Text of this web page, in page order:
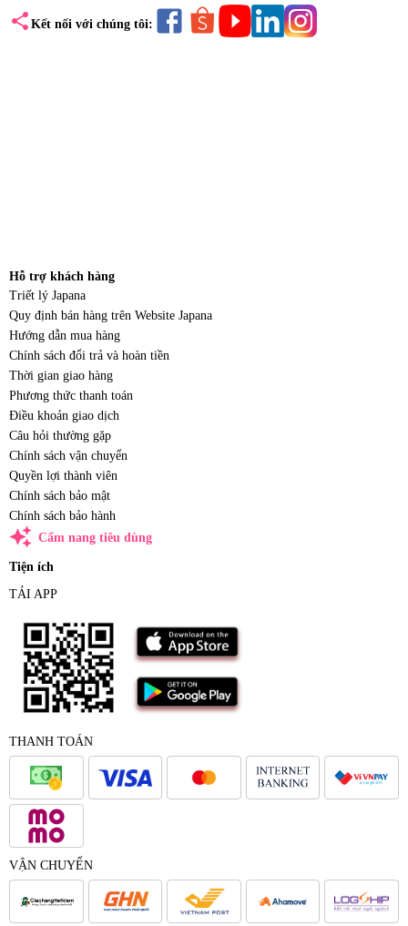
share Kết nối với chúng tôi:
Hỗ trợ khách hàng
Triết lý Japana
Quy định bán hàng trên Website Japana
Hướng dẫn mua hàng
Chính sách đổi trả và hoàn tiền
Thời gian giao hàng
Phương thức thanh toán
Điều khoản giao dịch
Câu hỏi thường gặp
Chính sách vận chuyển
Quyền lợi thành viên
Chính sách bảo mật
Chính sách bảo hành
auto_awesome Cẩm nang tiêu dùng
Tiện ích
TẢI APP
THANH TOÁN
VẬN CHUYỂN